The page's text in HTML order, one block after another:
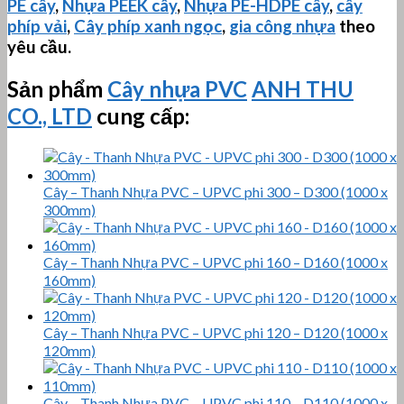
PE cây, Nhựa PEEK cây, Nhựa PE-HDPE cây, cây
phíp vải, Cây phíp xanh ngọc, gia công nhựa theo
yêu cầu.
Sản phẩm Cây nhựa PVCANH THU
CO., LTD cung cấp:
Cây – Thanh Nhựa PVC – UPVC phi 300 – D300 (1000 x
300mm)
Cây – Thanh Nhựa PVC – UPVC phi 160 – D160 (1000 x
160mm)
Cây – Thanh Nhựa PVC – UPVC phi 120 – D120 (1000 x
120mm)